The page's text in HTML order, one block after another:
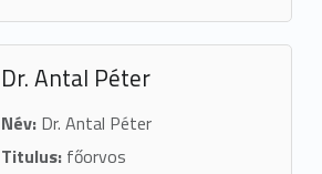
Dr. Antal Péter
Név:Dr. Antal Péter
Titulus:főorvos